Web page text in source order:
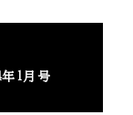
1月号